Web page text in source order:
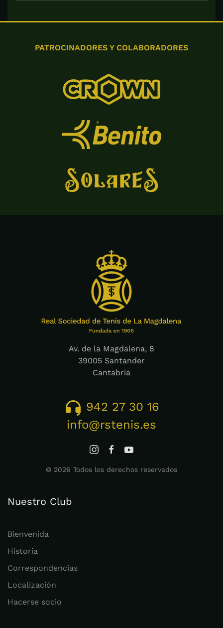
PATROCINADORES Y COLABORADORES
Av. de la Magdalena, 8
39005 Santander
Cantabria
942 27 30 16
info@rstenis.es
© 2026 Todos los derechos reservados
Nuestro Club
Bienvenida
Historia
Correspondencias
Localización
Hacerse socio